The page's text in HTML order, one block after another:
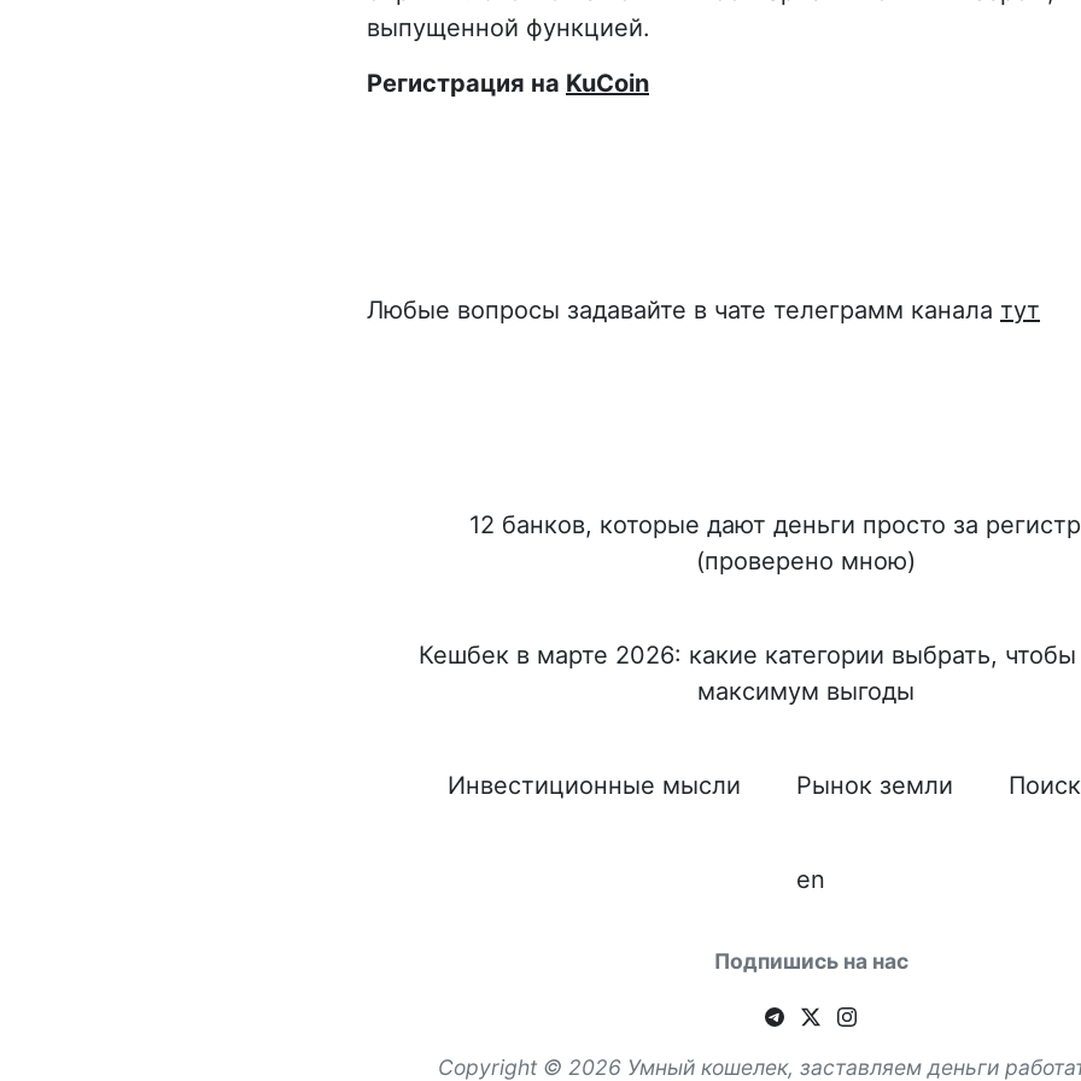
выпущенной функцией.
Регистрация на KuCoin
Любые вопросы задавайте в чате телеграмм канала тут
12 банков, которые дают деньги просто за
(проверено мною)
Кешбек в марте 2026: какие категории выбрать, чтобы
максимум выгоды
Инвестиционные мысли Рынок земли Поиск
en
Подпишись на нас
Copyright © 2026 Умный кошелек, заставляем деньги